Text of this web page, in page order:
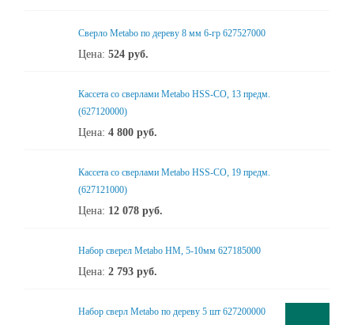
Сверло Metabo по дереву 8 мм 6-гр 627527000
Цена: 524 руб.
Кассета со сверлами Metabo HSS-CO, 13 предм.
(627120000)
Цена: 4 800 руб.
Кассета со сверлами Metabo HSS-CO, 19 предм.
(627121000)
Цена: 12 078 руб.
Набор сверел Metabo HM, 5-10мм 627185000
Цена: 2 793 руб.
Набор сверл Metabo по дереву 5 шт 627200000